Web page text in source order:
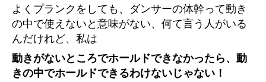
よくプランクをしても、ダンサーの体幹って動き
の中で使えないと意味がない、何て言う人がいる
んだけれど、私は
動きがないところでホールドできなかったら、動
きの中でホールドできるわけないじゃない！